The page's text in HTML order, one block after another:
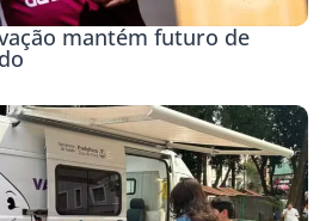
mantém futuro de